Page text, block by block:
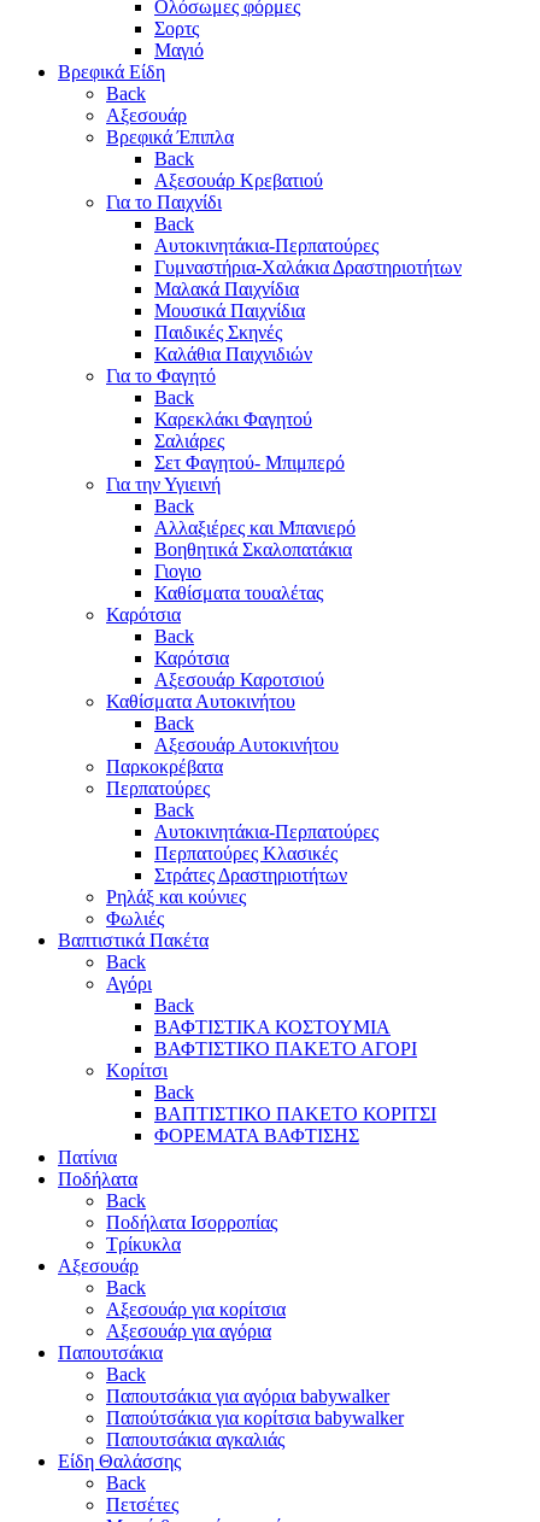
Ολόσωμες φόρμες
Σορτς
Μαγιό
Βρεφικά Είδη
Back
Αξεσουάρ
Βρεφικά Έπιπλα
Back
Αξεσουάρ Κρεβατιού
Για το Παιχνίδι
Back
Αυτοκινητάκια-Περπατούρες
Γυμναστήρια-Χαλάκια Δραστηριοτήτων
Μαλακά Παιχνίδια
Μουσικά Παιχνίδια
Παιδικές Σκηνές
Καλάθια Παιχνιδιών
Για το Φαγητό
Back
Καρεκλάκι Φαγητού
Σαλιάρες
Σετ Φαγητού- Μπιμπερό
Για την Υγιεινή
Back
Αλλαξιέρες και Μπανιερό
Βοηθητικά Σκαλοπατάκια
Γιογιο
Καθίσματα τουαλέτας
Καρότσια
Back
Καρότσια
Αξεσουάρ Καροτσιού
Καθίσματα Αυτοκινήτου
Back
Αξεσουάρ Αυτοκινήτου
Παρκοκρέβατα
Περπατούρες
Back
Αυτοκινητάκια-Περπατούρες
Περπατούρες Κλασικές
Στράτες Δραστηριοτήτων
Ρηλάξ και κούνιες
Φωλιές
Βαπτιστικά Πακέτα
Back
Αγόρι
Back
ΒΑΦΤΙΣΤΙΚΑ ΚΟΣΤΟΥΜΙΑ
ΒΑΦΤΙΣΤΙΚΟ ΠΑΚΕΤΟ ΑΓΟΡΙ
Κορίτσι
Back
ΒΑΠΤΙΣΤΙΚΟ ΠΑΚΕΤΟ ΚΟΡΙΤΣΙ
ΦΟΡΕΜΑΤΑ ΒΑΦΤΙΣΗΣ
Πατίνια
Ποδήλατα
Back
Ποδήλατα Ισορροπίας
Τρίκυκλα
Αξεσουάρ
Back
Αξεσουάρ για κορίτσια
Αξεσουάρ για αγόρια
Παπουτσάκια
Back
Παπουτσάκια για αγόρια babywalker
Παπούτσάκια για κορίτσια babywalker
Παπουτσάκια αγκαλιάς
Είδη Θαλάσσης
Back
Πετσέτες